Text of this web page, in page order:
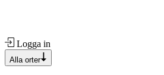
Logga in
Alla orter